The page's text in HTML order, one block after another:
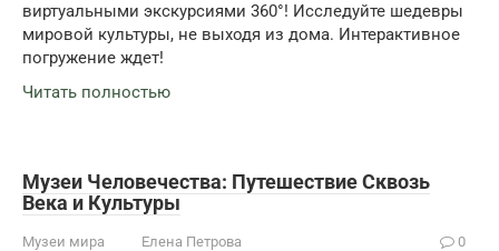
виртуальными экскурсиями 360°! Исследуйте шедевры
мировой культуры, не выходя из дома. Интерактивное
погружение ждет!
Читать полностью
Музеи Человечества: Путешествие Сквозь
Века и Культуры
Музеи мира Елена Петрова 0